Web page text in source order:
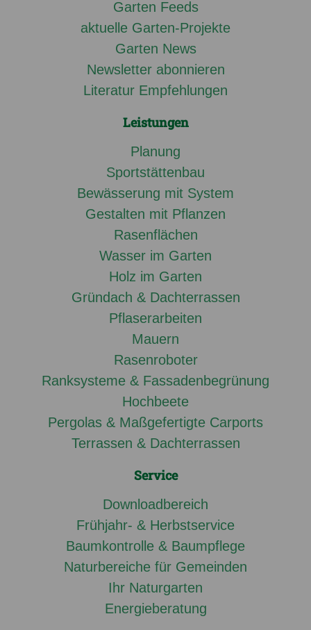
Garten Feeds
aktuelle Garten-Projekte
Garten News
Newsletter abonnieren
Literatur Empfehlungen
Leistungen
Planung
Sportstättenbau
Bewässerung mit System
Gestalten mit Pflanzen
Rasenflächen
Wasser im Garten
Holz im Garten
Gründach & Dachterrassen
Pflaserarbeiten
Mauern
Rasenroboter
Ranksysteme & Fassadenbegrünung
Hochbeete
Pergolas & Maßgefertigte Carports
Terrassen & Dachterrassen
Service
Downloadbereich
Frühjahr- & Herbstservice
Baumkontrolle & Baumpflege
Naturbereiche für Gemeinden
Ihr Naturgarten
Energieberatung